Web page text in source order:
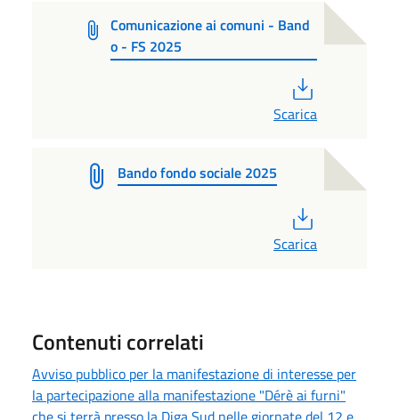
Comunicazione ai comuni - Band
o - FS 2025
Scarica
Bando fondo sociale 2025
Scarica
Contenuti correlati
Avviso pubblico per la manifestazione di interesse per
la partecipazione alla manifestazione "Dérè ai furni"